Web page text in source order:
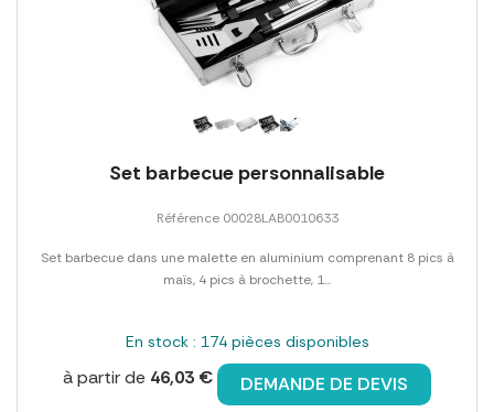
Set barbecue personnalisable
Référence 00028LAB0010633
Set barbecue dans une malette en aluminium comprenant 8 pics à
maïs, 4 pics à brochette, 1...
En stock : 174 pièces disponibles
à partir de 46,03 € DEMANDE DE DEVIS